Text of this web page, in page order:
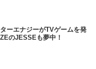
ーエナジーがTVゲームを発
のJESSEも夢中！